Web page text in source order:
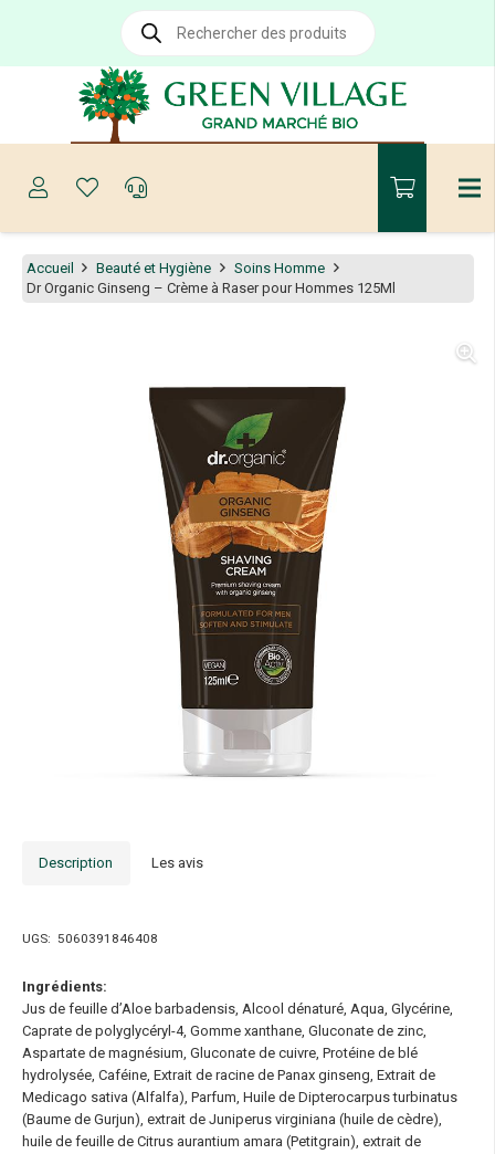
Recherche
produits
Accueil Beauté et Hygiène
Soins Homme
Dr Organic Ginseng – Crème à Raser pour Hommes 125Ml
Description Les avis
UGS: 5060391846408
Ingrédients:
Jus de feuille d’Aloe barbadensis, Alcool dénaturé, Aqua, Glycérine,
Caprate de polyglycéryl-4, Gomme xanthane, Gluconate de zinc,
Aspartate de magnésium, Gluconate de cuivre, Protéine de blé
hydrolysée, Caféine, Extrait de racine de Panax ginseng, Extrait de
Medicago sativa (Alfalfa), Parfum, Huile de Dipterocarpus turbinatus
(Baume de Gurjun), extrait de Juniperus virginiana (huile de cèdre),
huile de feuille de Citrus aurantium amara (Petitgrain), extrait de